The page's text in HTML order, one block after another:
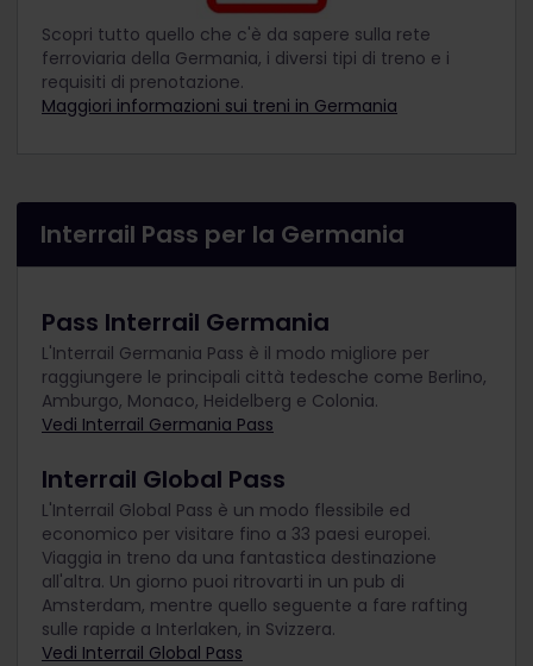
Scopri tutto quello che c'è da sapere sulla rete
ferroviaria della Germania, i diversi tipi di treno e i
requisiti di prenotazione.
Maggiori informazioni sui treni in Germania
Interrail Pass per la Germania
Pass Interrail Germania
L'Interrail Germania Pass è il modo migliore per
raggiungere le principali città tedesche come Berlino,
Amburgo, Monaco, Heidelberg e Colonia.
Vedi Interrail Germania Pass
Interrail Global Pass
L'Interrail Global Pass è un modo flessibile ed
economico per visitare fino a 33 paesi europei.
Viaggia in treno da una fantastica destinazione
all'altra. Un giorno puoi ritrovarti in un pub di
Amsterdam, mentre quello seguente a fare rafting
sulle rapide a Interlaken, in Svizzera.
Vedi Interrail Global Pass